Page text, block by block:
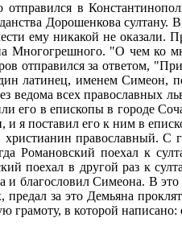
в
Дорошенкова
ему никакой не
Многогрешного. "О чем ко
отправился за ответом,
латинец, именем Симеон,
всех православных
в епископы в городе
я поставил его к ним в
православный. С
Романовский поехал к
поехал в другой раз к
и благословил Симеона. В
за это Демьяна
в которой